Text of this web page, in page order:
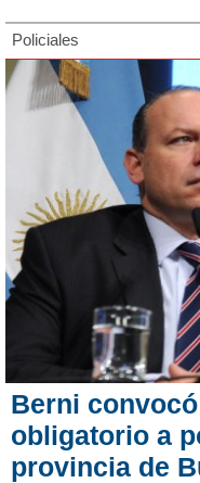
Policiales
Berni
obligatorio a
provincia de